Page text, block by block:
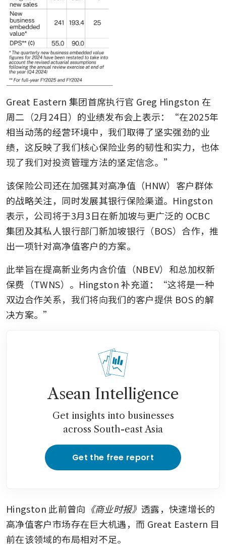
Great Eastern 集团首席执行官 Greg Hingston 在
周二（2月24日）的业绩发布会上表示：“在2025年
相当动荡的经营环境中，我们取得了坚实强劲的业
绩，这反映了我们核心保险业务的韧性和实力，也体
现了我们对投资管理方法的坚定信念。”
该保险公司还在加强其对高净值（HNW）客户群体
的战略关注，同时发展其银行保险渠道。Hingston
表示，公司将于3月3日在新加坡与更广泛的 OCBC
集团及其私人银行部门新加坡银行（BOS）合作，推
出一项针对高净值客户的方案。
此举旨在提高新业务内含价值（NBEV）和总加权新
保费（TWNS）。Hingston 补充道：“这将是一种
双边合作关系，我们将向我们的客户提供 BOS 的解
决方案。”
Asean Intelligence
Get insights into businesses
across South-east Asia
Get the free report
Hingston 此前曾向 《商业时报》 透露，快速增长的
高净值客户市场存在巨大机遇，而 Great Eastern 目
前在该领域的布局相对不足。